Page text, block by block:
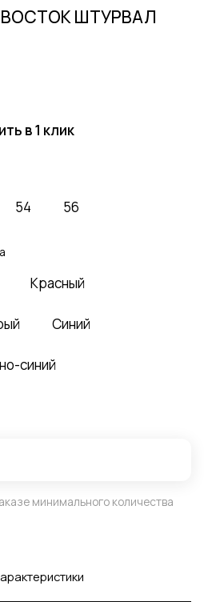
ШТУРВАЛ
в 1 клик
54 56
Красный
Синий
синий
минимального количества